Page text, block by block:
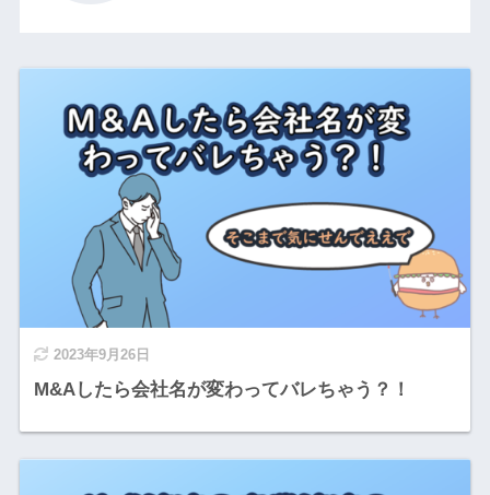
2023年9月26日
M&Aしたら会社名が変わってバレちゃう？！